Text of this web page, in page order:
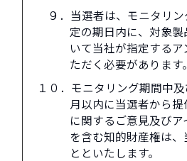
９．当選者は、モニタリ
定の期日内に、対象
いて当社が指定する
ただく必要があります。
１０．モニタリング期間中
月以内に当選者から
に関するご意見及び
を含む知的財産権は
とといたします。